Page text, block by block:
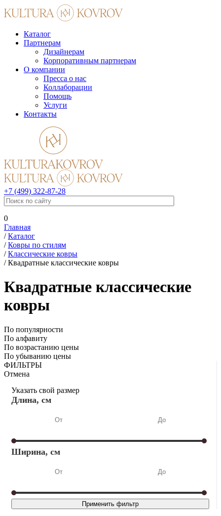
Каталог
Партнерам
Дизайнерам
Корпоративным партнерам
О компании
Пресса о нас
Коллаборации
Помощь
Услуги
Контакты
+7 (499) 322-87-28
0
Главная
/Каталог
/Ковры по стилям
/Классические ковры
/Квадратные классические ковры
Квадратные классические
ковры
По популярности
По алфавиту
По возрастанию цены
По убыванию цены
ФИЛЬТРЫ
Отмена
Указать свой размер
Длина, см
Ширина, см